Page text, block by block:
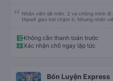
Nhân viên dễ mến. 2 vợ chồng mình
thpwif gian hơi chậm tí. Nhưng nhân
Không cần thanh toán trước
Xác nhận chỗ ngay lập tức
Bốn Luyện Express